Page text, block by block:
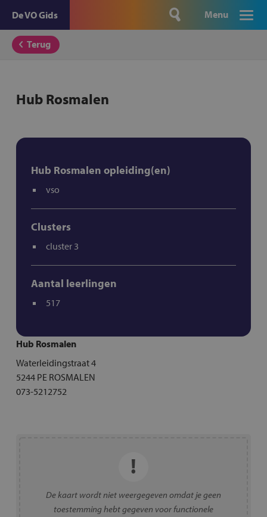
De VO Gids Menu
Terug
Hub Rosmalen
Hub Rosmalen
Waterleidingstraat 4
5244 PE ROSMALEN
073-5212752
De kaart wordt niet weergegeven omdat je geen
toestemming hebt gegeven voor functionele
Hub Rosmalen opleiding(en)
vso
Clusters
cluster 3
Aantal leerlingen
517